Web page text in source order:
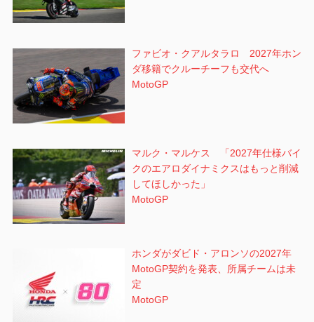
ファビオ・クアルタラロ 2027年ホン
ダ移籍でクルーチーフも交代へ
MotoGP
マルク・マルケス 「2027年仕様バイ
クのエアロダイナミクスはもっと削減
してほしかった」
MotoGP
ホンダがダビド・アロンソの2027年
MotoGP契約を発表、所属チームは未
定
MotoGP